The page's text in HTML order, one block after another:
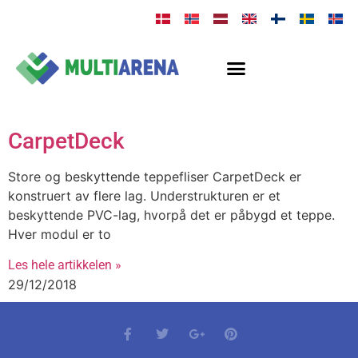
CarpetDeck
Store og beskyttende teppefliser CarpetDeck er
konstruert av flere lag. Understrukturen er et
beskyttende PVC-lag, hvorpå det er påbygd et teppe.
Hver modul er to
Les hele artikkelen »
29/12/2018